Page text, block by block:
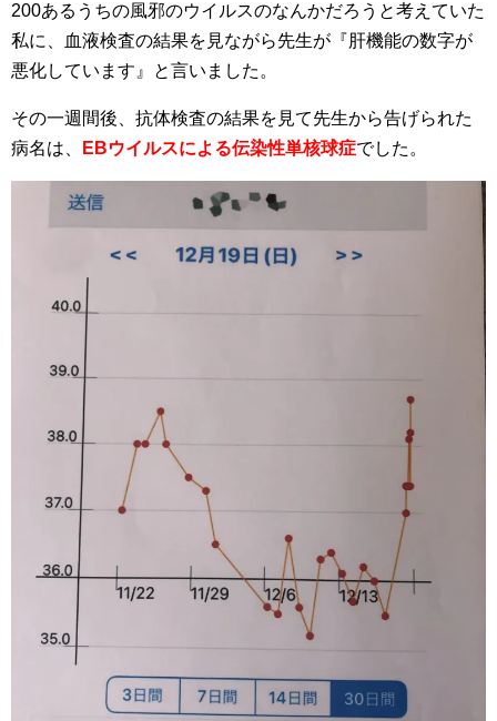
200あるうちの風邪のウイルスのなんかだろうと考えていた
私に、血液検査の結果を見ながら先生が『肝機能の数字が
悪化しています』と言いました。
その一週間後、抗体検査の結果を見て先生から告げられた
病名は、
EBウイルスによる伝染性単核球症でした。